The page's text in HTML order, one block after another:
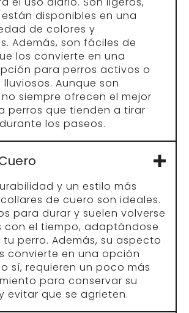
y un estilo más
de cuero son ideales.
para durar y suelen volverse
con el tiempo, adaptándose
perro. Además, su aspecto
convierte en una opción
sí, requieren un poco más
para conservar su
evitar que se agrieten.
/ de
collar está diseñado
para perros que tiran de la
los paseos. Ofrecen
sin ejercer presión excesiva
lo que puede ayudar a
en caminatas.
usarlos correctamente y
ya que un uso
puede generar incomodidad